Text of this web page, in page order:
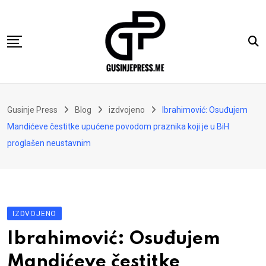
content
Vremeplov
Vjerski kutak
Gusinje Press Blog izdvojeno
Ibrahimović: Osuđujem
Mandićeve čestitke upućene povodom praznika koji je u BiH
proglašen neustavnim
IZDVOJENO
Ibrahimović: Osuđujem
Mandićeve čestitke